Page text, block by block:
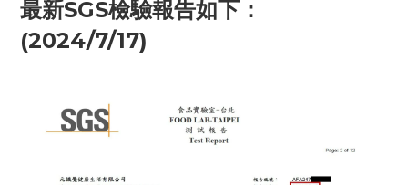
最新SGS檢驗報告如下：
(2024/7/17)